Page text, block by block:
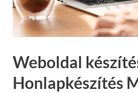
Weboldal
Honlapkészítés